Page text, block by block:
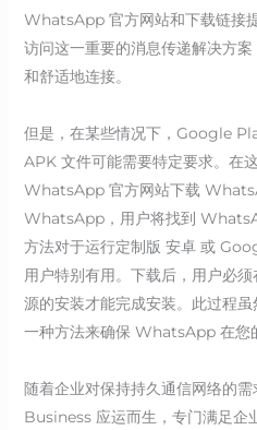
WhatsApp 官方网站和下载链接
访问这一重要的消息传递解决方
和舒适地连接。
但是，在某些情况下，Google
APK 文件可能需要特定要求。在
WhatsApp 官方网站下载
WhatsApp，用户将找到
方法对于运行定制版 安卓 或
用户特别有用。下载后，用户必
源的安装才能完成安装。此过程
一种方法来确保 WhatsApp 在您
随着企业对保持持久通信网络的
Business 应运而生，专门满足企